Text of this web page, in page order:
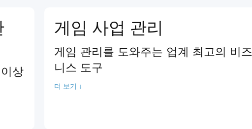
상
게임 사업 관리
게임 관리를 도와주는 업계 최고의 비즈
니스 도구
더 보기 ↓